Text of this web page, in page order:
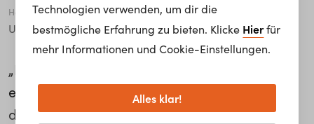
Höchste abgeschlossene Ausbildung
Universität / Fachhochschule
„Das Coolste ist, wenn man Produkte über
einen langen Zeitraum entwickelt hat, sie
dann endlich präsentieren kann und
Technologien verwenden, um dir die
bestmögliche Erfahrung zu bieten. Klicke Hierfür
mehr Informationen und Cookie-Einstellungen.
Alles klar!